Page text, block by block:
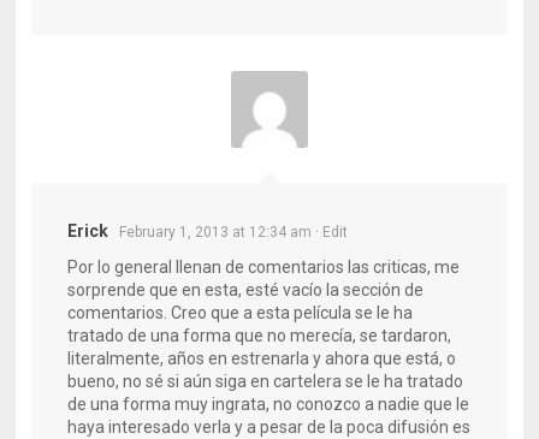
Erick February 1, 2013 at 12:34 am · Edit
Por lo general llenan de comentarios las criticas, me
sorprende que en esta, esté vacío la sección de
comentarios. Creo que a esta película se le ha
tratado de una forma que no merecía, se tardaron,
literalmente, años en estrenarla y ahora que está, o
bueno, no sé si aún siga en cartelera se le ha tratado
de una forma muy ingrata, no conozco a nadie que le
haya interesado verla y a pesar de la poca difusión es